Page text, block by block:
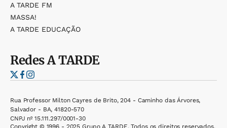
A TARDE FM
MASSA!
A TARDE EDUCAÇÃO
RedesA TARDE
Rua Professor Milton Cayres de Brito, 204 - Caminho das Árvores,
Salvador - BA, 41820-570
CNPJ nº 15.111.297/0001-30
Copyright © 1996 - 2025 Grupo A TARDE. Todos os direitos reservados.